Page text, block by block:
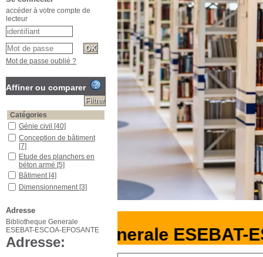
Generale ESEBAT-
accéder à votre compte de
lecteur
Mot de passe oublié ?
Affiner ou comparer
Catégories
Génie civil
[40]
Conception de bâtiment
[7]
Etude des planchers en
béton armé [5]
Bâtiment [4]
Dimensionnement [3]
Section
FONDS DOCUMENTAIRE
[6]
SECTON MEMOIRES
Adresse
Bibliotheque Generale
ESEBAT-ESCOA-EFOSANTE
Adresse: